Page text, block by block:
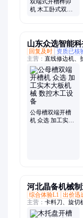
双端式开槽榫卯
机 木工卧式双端
山东众选智能
回复及时
资质已核
主营： 直线修边机、
槽机、直线往复锯
公母槽双端开槽
机 众选 加工实木
河北晶备机械
综合体验L1
出价迅
主营： 卡料刀、旋切
片锯、方木锯、修